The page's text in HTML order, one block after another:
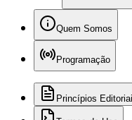
Quem Somos
Programação
Princípios